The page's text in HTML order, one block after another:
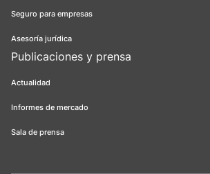
Seguro para empresas
Asesoría jurídica
Publicaciones y prensa
Actualidad
Informes de mercado
Sala de prensa